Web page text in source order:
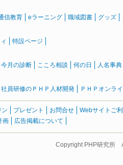
信教育 eラーニング 職域図書 グッズ
特設ページ
月の診断 こころ相談 何の日 人名事典
社員研修のＰＨＰ人材開発 ＰＨＰオンラ
ン プレゼント お問合せ Webサイトご
画
広告掲載について
Copyright PHP研究所